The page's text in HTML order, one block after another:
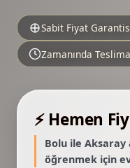
Sabit Fiyat
Zamanında
⚡ Hemen
Bolu ile Aksaray
öğrenmek için